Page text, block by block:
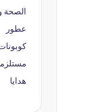
الصحة
عطور
هدايا